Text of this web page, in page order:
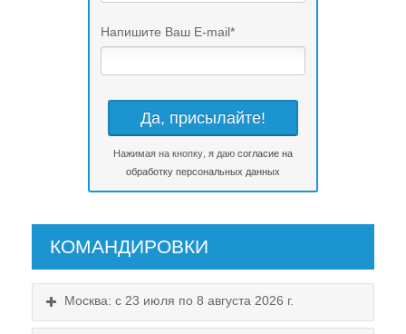
Напишите Ваш E-mail*
Нажимая на кнопку, я даюсогласие на
обработку персональных данных
КОМАНДИРОВКИ
Москва: с 23 июля по 8 августа 2026 г.